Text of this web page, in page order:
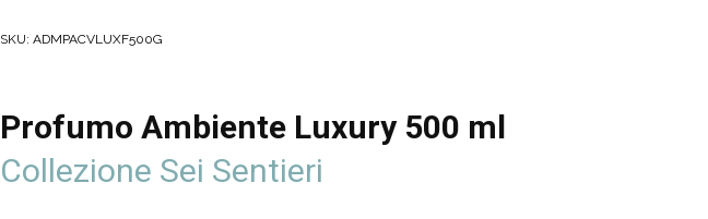
SKU: ADMPACVLUXF500G
Profumo Ambiente Luxury 500 ml
Collezione Sei Sentieri